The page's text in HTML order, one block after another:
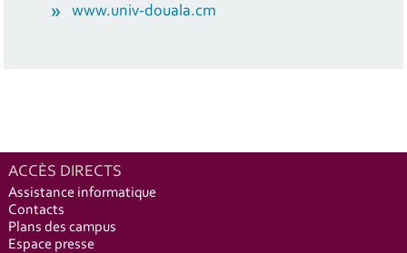
www.univ-douala.cm
ACCÈS DIRECTS
Assistance informatique
Contacts
Plans des campus
Espace presse